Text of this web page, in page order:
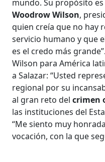
mundo. Su propósito
Woodrow Wilson,
quien creía que no hay
servicio humano y que
es el credo más
Wilson para América
a Salazar: “Usted
regional por su
al gran reto delcrimen
las instituciones del
“Me siento muy
vocación, con la que